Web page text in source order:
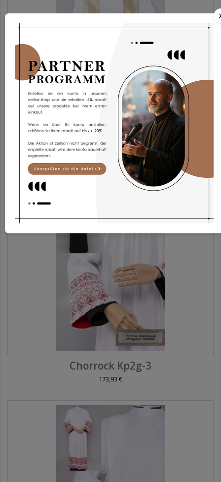
Stola Sth6/bZ
31,84 €
Chorrock Kp2g-3
173,93 €